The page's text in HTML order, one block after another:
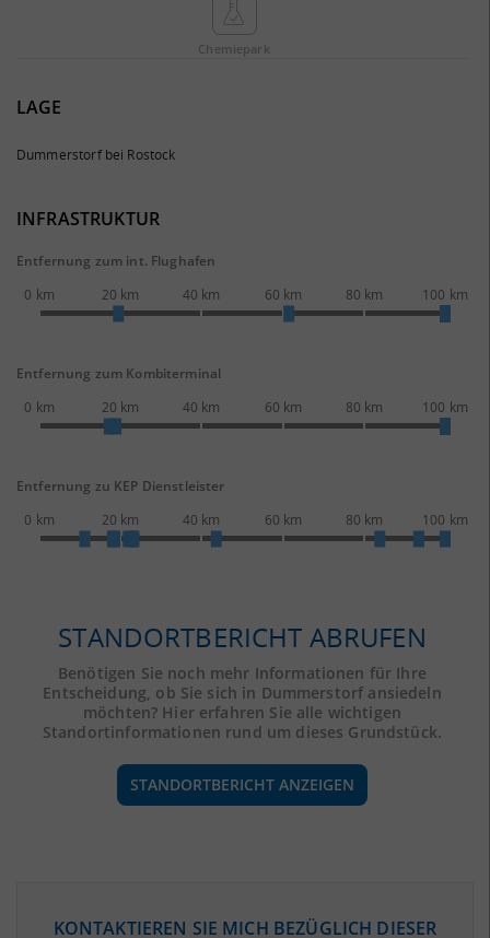
Chemie­park
LAGE
Dummerstorf bei Rostock
INFRASTRUKTUR
Entfernung zum int. Flughafen
0 km
20 km 40 km 60 km 80 km 100 km
Entfernung zum Kombiterminal
0 km
20 km 40 km 60 km 80 km 100 km
Entfernung zu KEP Dienstleister
0 km
20 km 40 km 60 km 80 km 100 km
STANDORTBERICHT ABRUFEN
Benötigen Sie noch mehr Informationen für Ihre
Entscheidung, ob Sie sich in Dummerstorf ansiedeln
möchten? Hier erfahren Sie alle wichtigen
Standortinformationen rund um dieses Grundstück.
STANDORTBERICHT ANZEIGEN
KONTAKTIEREN SIE MICH BEZÜGLICH DIESER